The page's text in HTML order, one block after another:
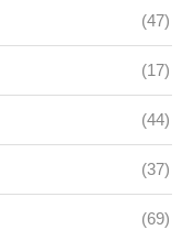
(47)
(17)
(44)
(37)
(69)